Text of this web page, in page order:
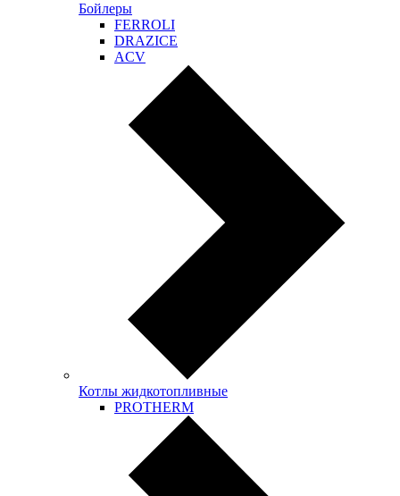
Бойлеры
FERROLI
DRAZICE
ACV
Котлы жидкотопливные
PROTHERM